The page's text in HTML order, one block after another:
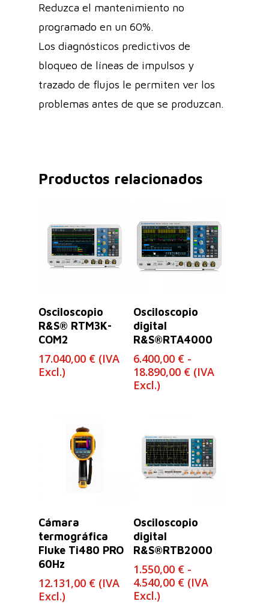
Reduzca el mantenimiento no
programado en un 60%.
Los diagnósticos predictivos de
bloqueo de líneas de impulsos y
trazado de flujos le permiten ver los
problemas antes de que se produzcan.
Productos relacionados
Osciloscopio
R&S® RTM3K-
COM2
17.040,00 € (IVA
Excl.)
Opciones
Osciloscopio
digital
R&S®RTA4000
6.400,00 € -
18.890,00 €Rango
hasta
18.890,00 €
(IVA
Excl.)
Cámara
termográfica
Fluke Ti480 PRO
60Hz
12.131,00 € (IVA
Excl.)
Seleccionar
Opciones
Osciloscopio
digital
R&S®RTB2000
1.550,00 € -
4.540,00 €Rango
(IVA
Excl.)